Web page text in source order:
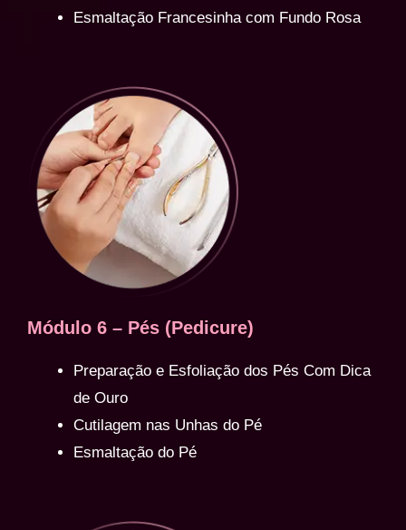
Esmaltação Francesinha com Fundo Rosa
Módulo 6 – Pés (Pedicure)
Preparação e Esfoliação dos Pés Com Dica
de Ouro
Cutilagem nas Unhas do Pé
Esmaltação do Pé